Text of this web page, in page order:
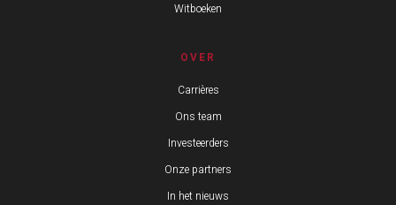
Witboeken
OVER
Carrières
Ons team
Investeerders
Onze partners
In het nieuws